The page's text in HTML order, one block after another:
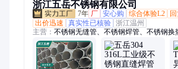
浙江五岳不锈钢有限公司
7年 厂 安心购 综合体验L2
出价迅速
真实性已核验 浙江温州
主营： 不锈钢无缝管、不锈钢焊管、不锈钢换
钢管、脱脂不锈钢管、流体不锈钢管、不锈钢
钢管、卡套不锈钢管、电解不锈钢管、BA不锈
管、316L不锈钢管、2205不锈钢管、310S不锈